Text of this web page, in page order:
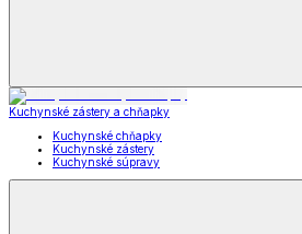
Kuchynské zástery a chňapky
Kuchynské chňapky
Kuchynské zástery
Kuchynské súpravy